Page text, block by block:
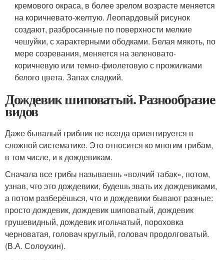
кремового окраса, в более зрелом возрасте меняется
на коричневато-желтую. Леопардовый рисунок
создают, разбросанные по поверхности мелкие
чешуйки, с характерными ободками. Белая мякоть, по
мере созревания, меняется на зеленовато-
коричневую или темно-фиолетовую с прожилками
белого цвета. Запах сладкий.
Дождевик шиповатый. Разнообразие
видов
Даже бывалый грибник не всегда ориентируется в
сложной систематике. Это относится ко многим грибам,
в том числе, и к дождевикам.
Сначала все грибы называешь «волчий табак», потом,
узнав, что это дождевики, будешь звать их дождевиками,
а потом разберёшься, что и дождевики бывают разные:
просто дождевик, дождевик шиповатый, дождевик
грушевидный, дождевик игольчатый, пороховка
черноватая, головач круглый, головач продолговатый.
(В.А. Солоухин).